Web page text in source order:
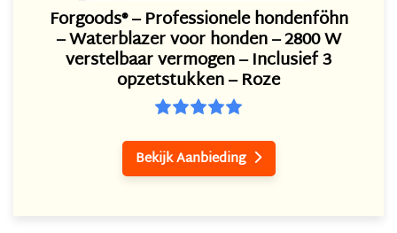
Forgoods® – Professionele hondenföhn
– Waterblazer voor honden – 2800 W
verstelbaar vermogen – Inclusief 3
opzetstukken – Roze
Bekijk Aanbieding 